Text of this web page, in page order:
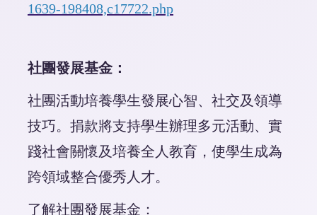
1639-198408,c17722.php
社團發展基金：
社團活動培養學生發展心智、社交及領導
技巧。捐款將支持學生辦理多元活動、實
踐社會關懷及培養全人教育，使學生成為
跨領域整合優秀人才。
了解社團發展基金：